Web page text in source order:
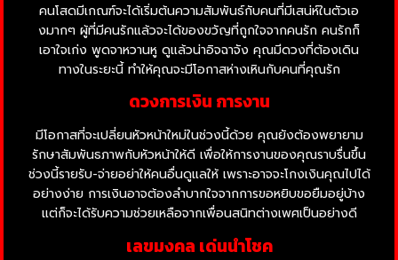
คนโสดมีเกณฑ์จะได้เริ่มต้นความสัมพันธ์กับคนที่มีเสน่ห์ในตัวเอ
งมากๆ ผู้ที่มีคนรักแล้วจะได้ของขวัญที่ถูกใจจากคนรัก คนรักก็
เอาใจเก่ง พูดจาหวานหู ดูแล้วน่าอิจฉาจัง คุณมีดวงที่ต้องเดิน
ทางในระยะนี้ ทำให้คุณจะมีโอกาสห่างเหินกับคนที่คุณรัก
ดวงการเงิน การงาน
มีโอกาสที่จะเปลี่ยนหัวหน้าใหม่ในช่วงนี้ด้วย คุณยังต้องพยายาม
รักษาสัมพันธภาพกับหัวหน้าให้ดี เพื่อให้การงานของคุณราบรื่นขึ้น
ช่วงนี้รายรับ-จ่ายอย่าให้คนอื่นดูแลให้ เพราะอาจจะโกงเงินคุณไปได้
อย่างง่าย การเงินอาจต้องลำบากใจจากการขอหยิบขอยืมอยู่บ้าง
แต่ก็จะได้รับความช่วยเหลือจากเพื่อนสนิทต่างเพศเป็นอย่างดี
เลขมงคล เด่นนำโชค